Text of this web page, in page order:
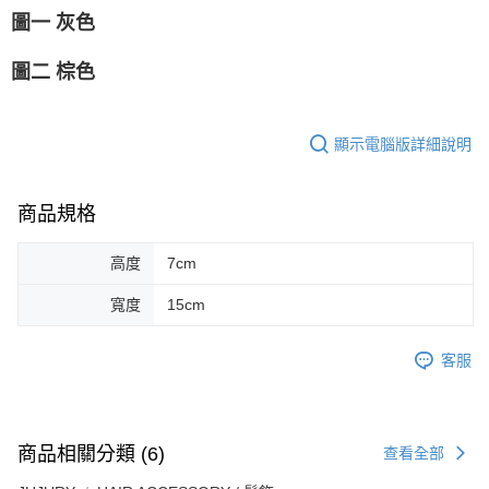
圖一 灰色
圖二 棕色
顯示電腦版詳細說明
商品規格
高度 7cm
寬度 15cm
客服
商品相關分類 (6) 查看全部